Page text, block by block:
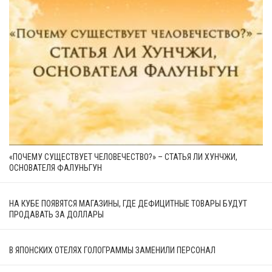
«ПОЧЕМУ СУЩЕСТВУЕТ ЧЕЛОВЕЧЕСТВО?» – СТАТЬЯ ЛИ ХУНЧЖИ,
ОСНОВАТЕЛЯ ФАЛУНЬГУН
НА КУБЕ ПОЯВЯТСЯ МАГАЗИНЫ, ГДЕ ДЕФИЦИТНЫЕ ТОВАРЫ БУДУТ
ПРОДАВАТЬ ЗА ДОЛЛАРЫ
В ЯПОНСКИХ ОТЕЛЯХ ГОЛОГРАММЫ ЗАМЕНИЛИ ПЕРСОНАЛ